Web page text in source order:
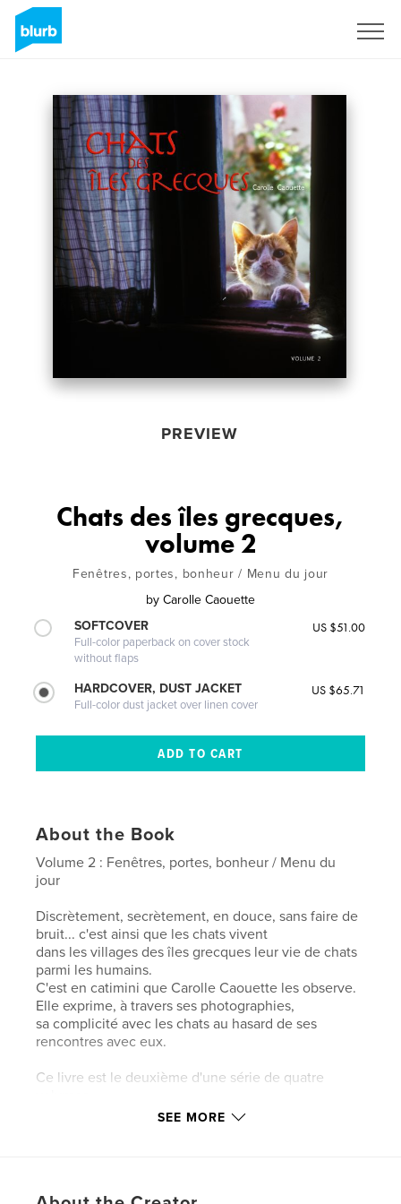
PREVIEW
Chats des îles grecques,
volume 2
Fenêtres, portes, bonheur / Menu du jour
by Carolle Caouette
SOFTCOVER
Full-color paperback on cover stock
without flaps
US $51.00
HARDCOVER, DUST JACKET
Full-color dust jacket over linen cover
US $65.71
About the Book
Volume 2 : Fenêtres, portes, bonheur / Menu du
jour
Discrètement, secrètement, en douce, sans faire de
bruit... c'est ainsi que les chats vivent
dans les villages des îles grecques leur vie de chats
parmi les humains.
C'est en catimini que Carolle Caouette les observe.
Elle exprime, à travers ses photographies,
sa complicité avec les chats au hasard de ses
rencontres avec eux.
Ce livre est le deuxième d'une série de quatre
SEE MORE